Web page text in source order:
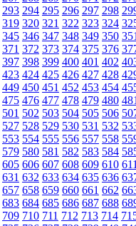
293 294 295 296 297 298
319 320 321 322 323 324
345 346 347 348 349 350
371 372 373 374 375 376
397 398 399 400 401 402
423 424 425 426 427 428
449 450 451 452 453 454
475 476 477 478 479 480
501 502 503 504 505 506
527 528 529 530 531 532
553 554 555 556 557 558
579 580 581 582 583 584
605 606 607 608 609 610
631 632 633 634 635 636
657 658 659 660 661 662
683 684 685 686 687 688
709 710 711 712 713 714